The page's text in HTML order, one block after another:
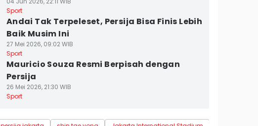
Sport
Andai Tak Terpeleset, Persija Bisa Finis Lebih
Baik Musim Ini
27 Mei 2026, 09:02 WIB
Sport
Mauricio Souza Resmi Berpisah dengan
Persija
26 Mei 2026, 21:30 WIB
Sport